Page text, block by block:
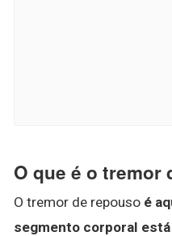
O que é o tremor
O tremor de repouso é
segmento corporal